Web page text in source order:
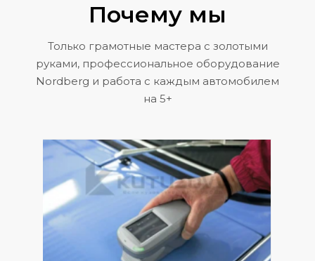
Почему мы
Только грамотные мастера с золотыми
руками, профессиональное оборудование
Nordberg и работа с каждым автомобилем
на 5+